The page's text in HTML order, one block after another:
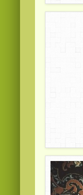
Смотреть видеоhdонлайн